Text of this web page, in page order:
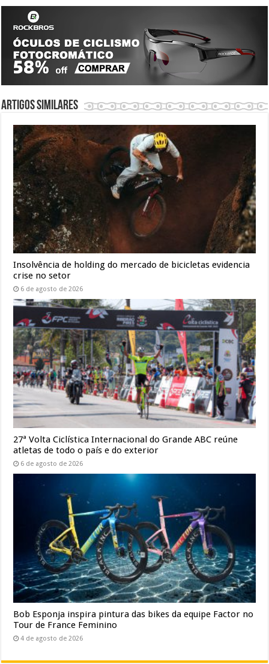
Artigos similares
Insolvência de holding do mercado de bicicletas evidencia
crise no setor
6 de agosto de 2026
27ª Volta Ciclística Internacional do Grande ABC reúne
atletas de todo o país e do exterior
6 de agosto de 2026
Bob Esponja inspira pintura das bikes da equipe Factor no
Tour de France Feminino
4 de agosto de 2026